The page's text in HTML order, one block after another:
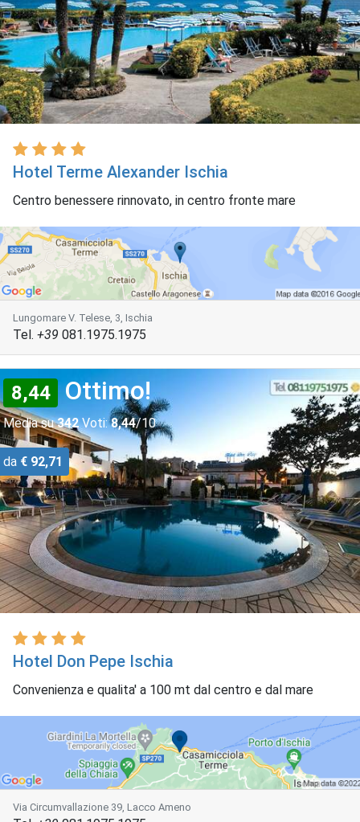
Hotel Terme Alexander Ischia
Centro benessere rinnovato, in centro fronte mare
Lungomare V. Telese, 3, Ischia
Tel. +39 081.1975.1975
8,44 Ottimo!
Media su342Voti: 8,44/10
da € 92,71
Hotel Don Pepe Ischia
Convenienza e qualita' a 100 mt dal centro e dal mare
Via Circumvallazione 39, Lacco Ameno